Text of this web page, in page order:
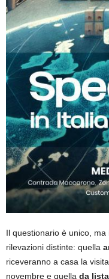
Il questionario è unico,
rilevazioni distinte: quella
riceveranno a casa la
novembre e quella da lista